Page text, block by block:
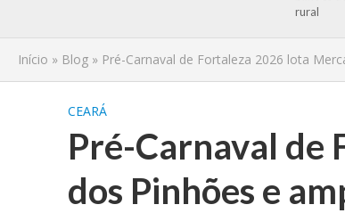
rural
Início » Blog » Pré-Carnaval de Fortaleza 2026 lota
CEARÁ
Pré-Carnaval de
dos Pinhões e